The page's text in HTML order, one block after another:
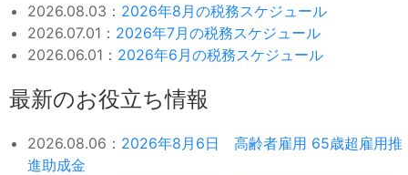
2026.08.03： 2026年8月の税務スケジュール
2026.07.01： 2026年7月の税務スケジュール
2026.06.01： 2026年6月の税務スケジュール
最新のお役立ち情報
2026.08.06： 2026年8月6日 高齢者雇用 65歳超雇用推
進助成金